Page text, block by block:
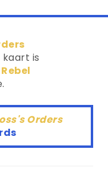
kaart is
Rebel
Orders